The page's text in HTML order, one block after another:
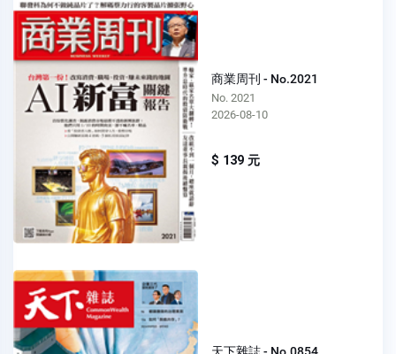
商業周刊 - No.2021
No. 2021
2026-08-10
$ 139 元